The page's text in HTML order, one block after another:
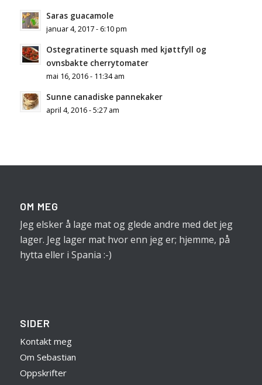
Saras guacamole
januar 4, 2017 - 6:10 pm
Ostegratinerte squash med kjøttfyll og
ovnsbakte cherrytomater
mai 16, 2016 - 11:34 am
Sunne canadiske pannekaker
april 4, 2016 - 5:27 am
OM MEG
Jeg elsker å lage mat og glede andre med det jeg
lager. Jeg lager mat hvor enn jeg er; hjemme, på
hytta eller i Spania :-)
SIDER
Kontakt meg
Om Sebastian
Oppskrifter